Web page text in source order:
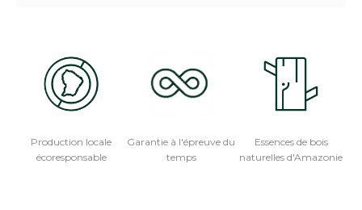
Production locale
écoresponsable
Garantie à l'épreuve du
temps
Essences de bois
naturelles d'Amazonie